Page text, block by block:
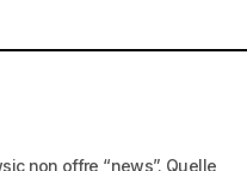
non offre “news”. Quelle